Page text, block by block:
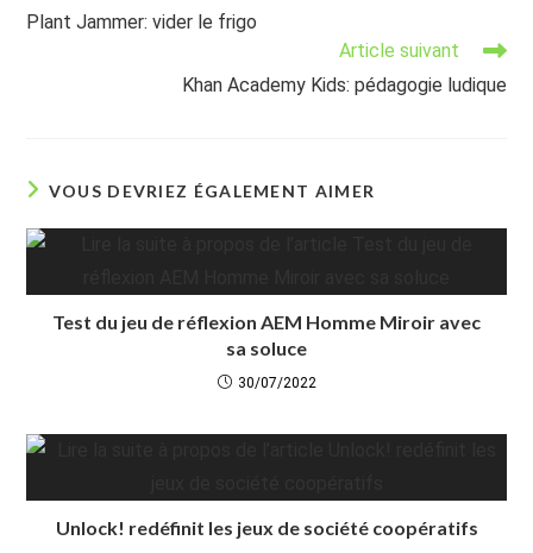
articles
Plant Jammer: vider le frigo
Article suivant
Khan Academy Kids: pédagogie ludique
VOUS DEVRIEZ ÉGALEMENT AIMER
Test du jeu de réflexion AEM Homme Miroir avec
sa soluce
30/07/2022
Unlock! redéfinit les jeux de société coopératifs